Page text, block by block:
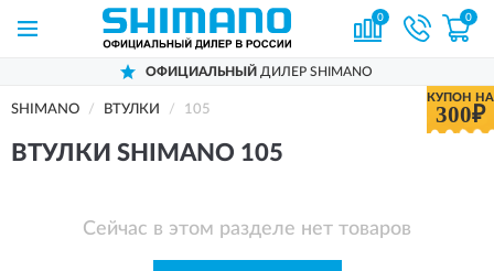
0 0
ОФИЦИАЛЬНЫЙ ДИЛЕР SHIMANO
КУПОН НА
300₽
SHIMANO ВТУЛКИ 105
ВТУЛКИ SHIMANO 105
Сейчас в этом разделе нет товаров